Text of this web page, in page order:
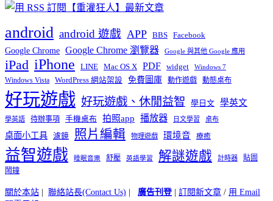
android android 遊戲 APP BBS Facebook
Google Chrome Google Chrome 瀏覽器 Google 與其他 Google 應用
iPad iPhone LINE Mac OS X PDF widget Windows 7
Windows Vista WordPress 網站架設 免費圖庫 動作遊戲 動態桌布
好玩遊戲 好玩遊戲、休閒益智 學日文 學英文
學英語 待辦事項 手機桌布 拍照app 播放器 日文學習 桌布
桌面小工具 濾鏡 照片編輯 物理遊戲 環境音 療癒
益智遊戲 睡眠音樂 舒壓 英語學習 解謎遊戲 計時器
貼圖
鬧鐘
關於本站 | 聯絡站長(Contact Us) | 廣告刊登| 訂閱新文章 / 用 Email